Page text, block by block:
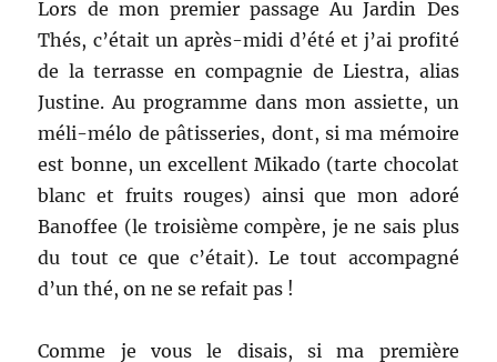
Lors de mon premier passage Au Jardin Des
Thés, c’était un après-midi d’été et j’ai profité
de la terrasse en compagnie de Liestra, alias
Justine. Au programme dans mon assiette, un
méli-mélo de pâtisseries, dont, si ma mémoire
est bonne, un excellent Mikado (tarte chocolat
blanc et fruits rouges) ainsi que mon adoré
Banoffee (le troisième compère, je ne sais plus
du tout ce que c’était). Le tout accompagné
d’un thé, on ne se refait pas !
Comme je vous le disais, si ma première